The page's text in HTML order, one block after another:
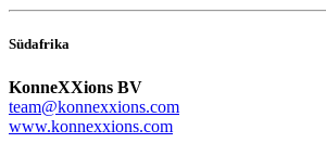
Südafrika
KonneXXions BV
team@konnexxions.com
www.konnexxions.com